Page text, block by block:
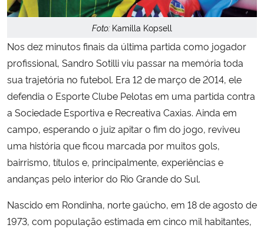
Secretaria de Governo
Advocacia-Geral da União
Banco Central do Brasil
Planalto
Foto: Kamilla Kopsell
Nos dez minutos finais da última partida como jogador
profissional, Sandro Sotilli viu passar na memória toda
sua trajetória no futebol. Era 12 de março de 2014, ele
defendia o Esporte Clube Pelotas em uma partida contra
a Sociedade Esportiva e Recreativa Caxias. Ainda em
campo, esperando o juiz apitar o fim do jogo, reviveu
uma história que ficou marcada por muitos gols,
bairrismo, títulos e, principalmente, experiências e
andanças pelo interior do Rio Grande do Sul.
Nascido em Rondinha, norte gaúcho, em 18 de agosto de
1973, com população estimada em cinco mil habitantes,